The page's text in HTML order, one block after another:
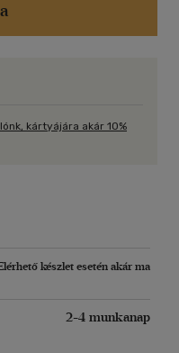
az emberi
nézeteiket is.
kártyájára akár 10%
készlet esetén akár ma
2-4 munkanap